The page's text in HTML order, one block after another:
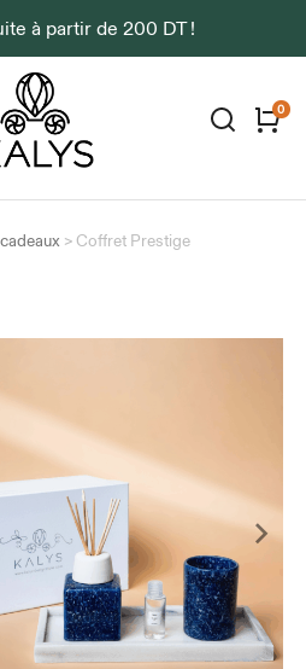
à partir de 200 DT !
> Coffret Prestige